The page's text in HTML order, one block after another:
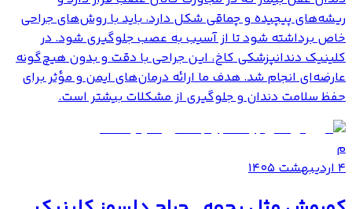
ریشه‌های پیچیده و چماقی شکل دارد، باید با روش‌های جراحی
خاص برداشته شود تا از آسیب به عصب جلوگیری شود. در
کلینیک دندانپزشکی کاخ، این جراحی با دقت و بدون هیچ‌گونه
عارضه‌ای انجام شد. هدف ما ارائه درمان‌های ایمن و مؤثر برای
حفظ سلامت دندان و جلوگیری از مشکلات بیشتر است.
م
۴ اردیبهشت ۱۴۰۵